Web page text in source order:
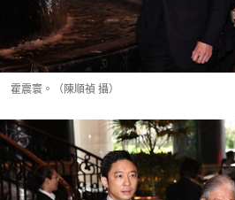
霍震寰。（陳順禎 攝）